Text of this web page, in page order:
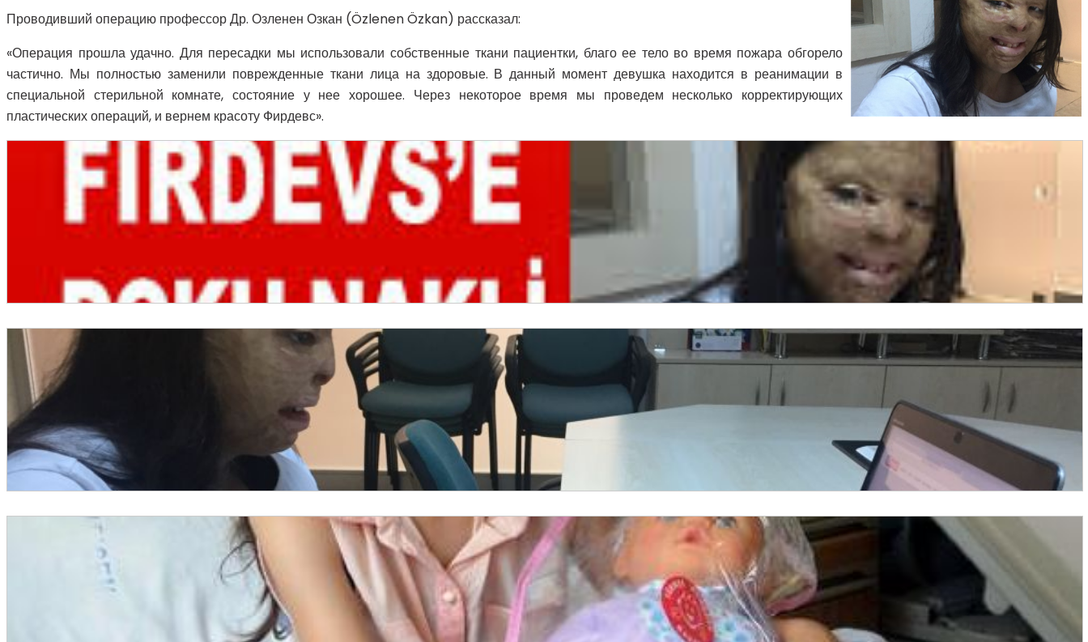
Проводивший операцию профессор Др. Озленен Озкан (Özlenen Özkan) рассказал:
«Операция прошла удачно. Для пересадки мы использовали собственные ткани пациентки, благо ее тело во время пожара обгорело
частично. Мы полностью заменили поврежденные ткани лица на здоровые. В данный момент девушка находится в реанимации в
специальной стерильной комнате, состояние у нее хорошее. Через некоторое время мы проведем несколько корректирующих
пластических операций, и вернем красоту Фирдевс».